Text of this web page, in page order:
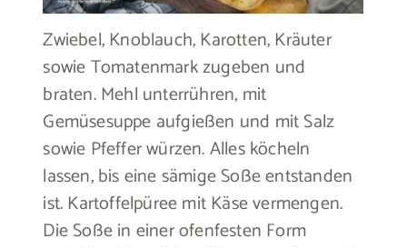
Zwiebel, Knoblauch, Karotten, Kräuter
sowie Tomatenmark zugeben und
braten. Mehl unterrühren, mit
Gemüsesuppe aufgießen und mit Salz
sowie Pfeffer würzen. Alles köcheln
lassen, bis eine sämige Soße entstanden
ist. Kartoffelpüree mit Käse vermengen.
Die Soße in einer ofenfesten Form